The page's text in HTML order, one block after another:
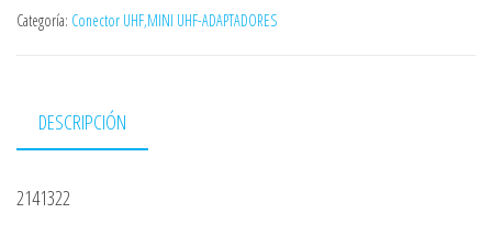
Categoría: Conector UHF,MINI UHF-ADAPTADORES
DESCRIPCIÓN
2141322